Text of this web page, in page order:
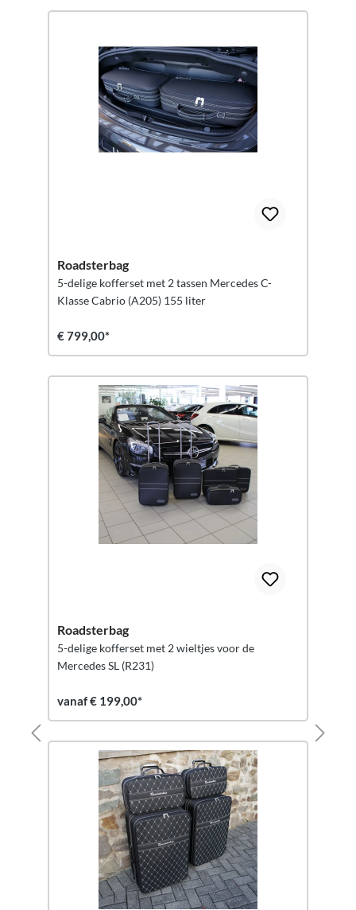
Roadsterbag
5-delige kofferset met 2 tassen Mercedes C-
Klasse Cabrio (A205) 155 liter
€ 799,00*
Roadsterbag
5-delige kofferset met 2 wieltjes voor de
Mercedes SL (R231)
vanaf € 199,00*